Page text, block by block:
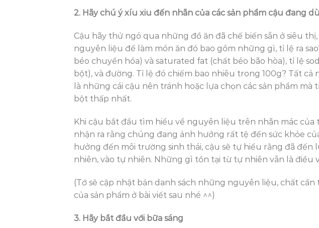
2. Hãy chú ý xíu xiu đến nhãn của các sản phẩm cậu đang
Cậu hãy thử ngó qua những đồ ăn đã chế biến sẵn ở siêu
nguyên liệu để làm món ăn đó bao gồm những gì, tỉ lệ ra
béo chuyển hóa) và saturated fat (chất béo bão hòa), tỉ lệ
bột), và đường. Tỉ lệ đó chiếm bao nhiêu trong 100g? Tất
là những cái cậu nên tránh hoặc lựa chọn các sản phẩm mà
bột thấp nhất.
Khi cậu bắt đầu tìm hiểu về nguyên liệu trên nhãn mác của
nhận ra rằng chúng đang ảnh hưởng rất tệ đến sức khỏe
hưởng đến môi trường sinh thái, cậu sẽ tự hiểu rằng đã đến
nhiên, vào tự nhiên. Những gì tồn tại từ tự nhiên vẫn là điều
(Tớ sẽ cập nhật bản danh sách những nguyên liệu, chất
của sản phẩm ở bài viết sau nhé ^^)
3. Hãy bắt đầu với bữa sáng